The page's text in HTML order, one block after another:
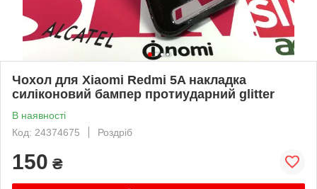
Чохол для Xiaomi Redmi 5A накладка
силіконовий бампер протиударний glitter
В наявності
Код: 24374675
Роздріб
150 ₴